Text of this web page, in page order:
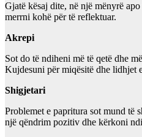
Gjatë kësaj dite, në një mënyrë
merrni kohë për të reflektuar.
Akrepi
Sot do të ndiheni më të qetë dhe
Kujdesuni për miqësitë dhe lidhjet
Shigjetari
Problemet e papritura sot mund të
një qëndrim pozitiv dhe kërkoni